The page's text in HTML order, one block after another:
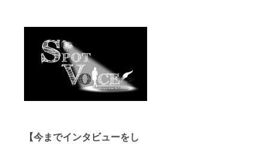
【今までインタビューをし